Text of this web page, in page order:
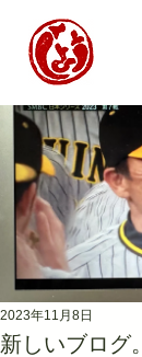
新しいブログ。
2023年11月8日